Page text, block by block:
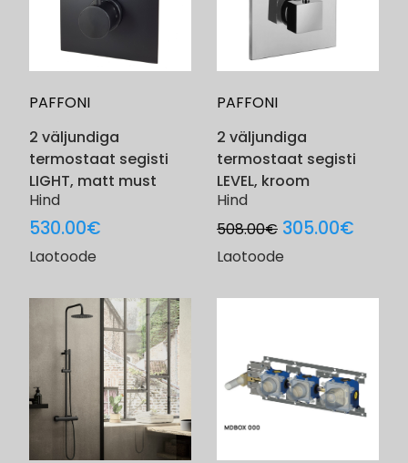
PAFFONI
2 väljundiga
termostaat segisti
LIGHT, matt must
Hind
530.00€
Laotoode
PAFFONI
2 väljundiga
termostaat segisti
LEVEL, kroom
Hind
508.00€ Original
price
508.00€.
305.00€
Laotoode